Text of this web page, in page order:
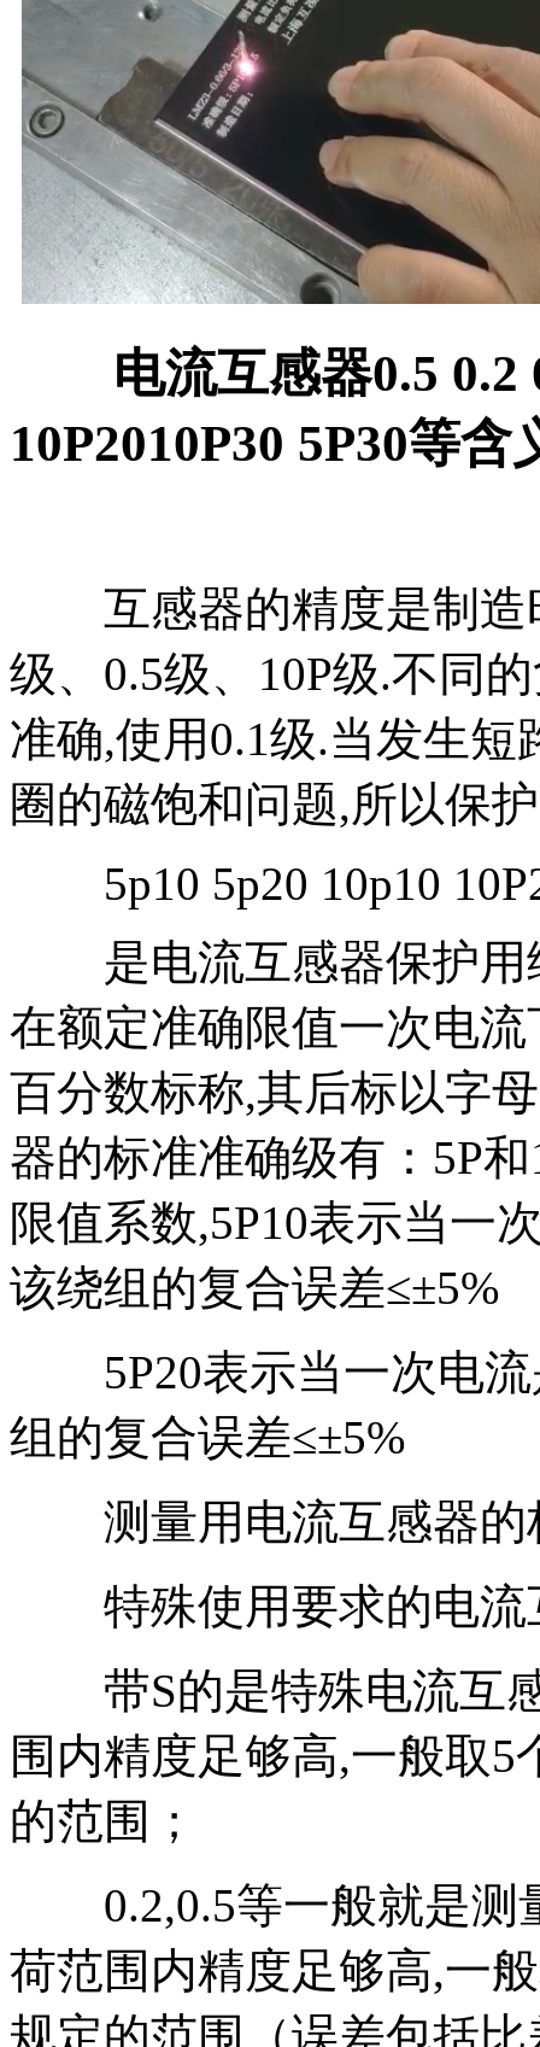
电流互感器0.5 0.2
10P2010P30 5P30等含
互感器的精度是制造
级、0.5级、10P级.不同
准确,使用0.1级.当发生
圈的磁饱和问题,所以保
5p10 5p20 10p10
是电流互感器保护用
在额定准确限值一次电
百分数标称,其后标以字
器的标准准确级有：5P
限值系数,5P10表示当一
该绕组的复合误差≤±5%
5P20表示当一次电流
组的复合误差≤±5%
测量用电流互感器的
特殊使用要求的电流
带S的是特殊电流互感
围内精度足够高,一般取
的范围；
0.2,0.5等一般就是测
荷范围内精度足够高,一
规定的范围（误差包括